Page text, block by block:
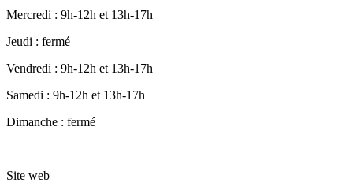
Mercredi : 9h-12h et 13h-17h
Jeudi : fermé
Vendredi : 9h-12h et 13h-17h
Samedi : 9h-12h et 13h-17h
Dimanche : fermé
Site web